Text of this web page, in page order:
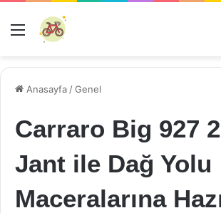
Menü
Anasayfa /Genel
Carraro Big 927
Jant ile Dağ Yolu
Maceralarına